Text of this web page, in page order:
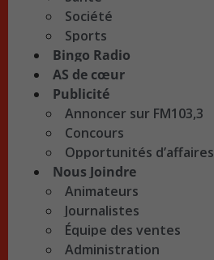
Société
Sports
Bingo Radio
AS de cœur
Publicité
Annoncer sur FM103,3
Concours
Opportunités d’affaires
Nous Joindre
Animateurs
Journalistes
Équipe des ventes
Administration